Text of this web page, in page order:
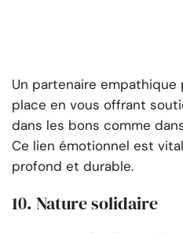
Un partenaire
place en vous offrant
dans les bons comme
Ce lien émotionnel est
profond et durable.
10. Nature solidaire